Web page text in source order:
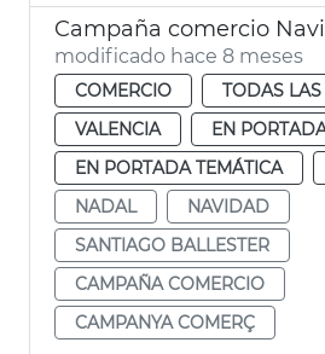
Campaña comercio
modificado hace 8 meses
COMERCIO
TODAS
VALENCIA
EN
EN PORTADA TEMÁTICA
NADAL
NAVIDAD
SANTIAGO BALLESTER
CAMPAÑA COMERCIO
CAMPANYA COMERÇ